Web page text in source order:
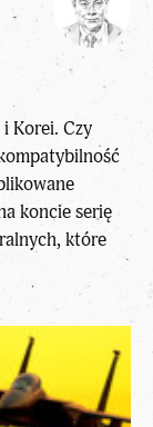
Korei. Czy
koncie serię
które